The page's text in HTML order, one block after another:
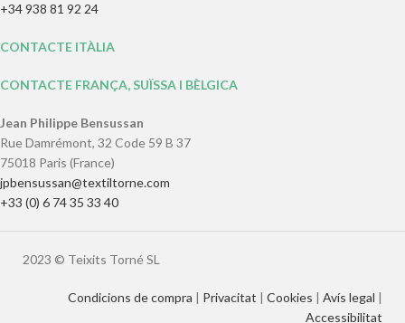
+34 938 81 92 24
CONTACTE ITÀLIA
CONTACTE FRANÇA, SUÏSSA I BÈLGICA
Jean Philippe Bensussan
Rue Damrémont, 32 Code 59 B 37
75018 Paris (France)
jpbensussan@textiltorne.com
+33 (0) 6 74 35 33 40
2023 © Teixits Torné SL
Condicions de compra | Privacitat | Cookies | Avís legal |
Accessibilitat